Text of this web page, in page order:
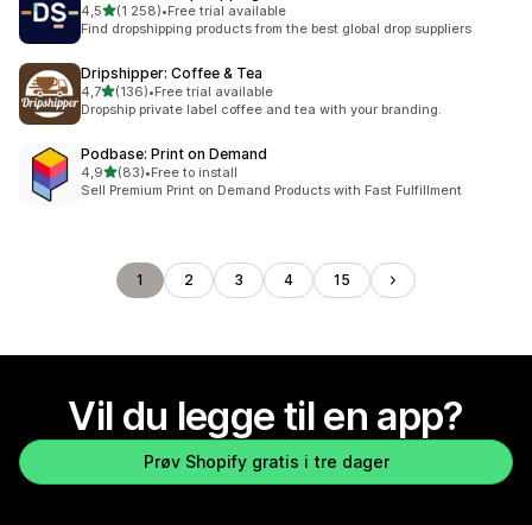
4,5av 5 stjerner
(1 258)
Totalt 1258 omtaler
•Free trial available
Find dropshipping products from the best global drop suppliers
Dripshipper: Coffee & Tea
4,7av 5 stjerner
(136)
Totalt 136 omtaler
•Free trial available
Dropship private label coffee and tea with your branding.
Podbase: Print on Demand
4,9av 5 stjerner
(83)
Totalt 83 omtaler
•Free to install
Sell Premium Print on Demand Products with Fast Fulfillment
1 2 3 4 15
Vil du legge til en app?
Prøv Shopify gratis i tre dager